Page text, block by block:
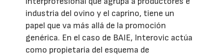
industria del ovino y el caprino, tiene un
papel que va más allá de la promoción
genérica. En el caso de BAIE, Interovic actúa
como propietaria del esquema de